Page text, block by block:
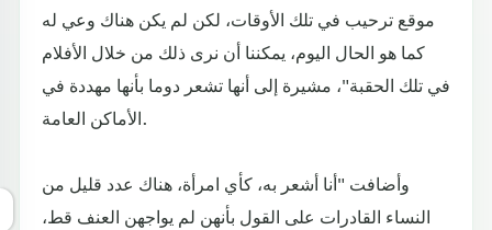
موقع ترحيب في تلك الأوقات، لكن لم يكن هناك وعي له
كما هو الحال اليوم، يمكننا أن نرى ذلك من خلال الأفلام
في تلك الحقبة"، مشيرة إلى أنها تشعر دوما بأنها مهددة في
الأماكن العامة.
وأضافت "أنا أشعر به، كأي امرأة، هناك عدد قليل من
النساء القادرات على القول بأنهن لم يواجهن العنف قط،